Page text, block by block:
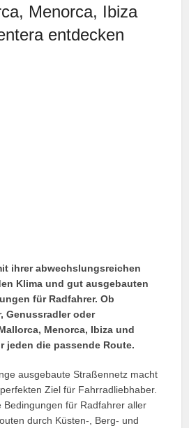
Menorca, Ibiza
entdecken
ihrer abwechslungsreichen
Klima und gut ausgebauten
für Radfahrer. Ob
Genussradler oder
Menorca, Ibiza und
jeden die passende Route.
ausgebaute Straßennetz macht
Ziel für Fahrradliebhaber.
Bedingungen für Radfahrer aller
durch Küsten-, Berg- und